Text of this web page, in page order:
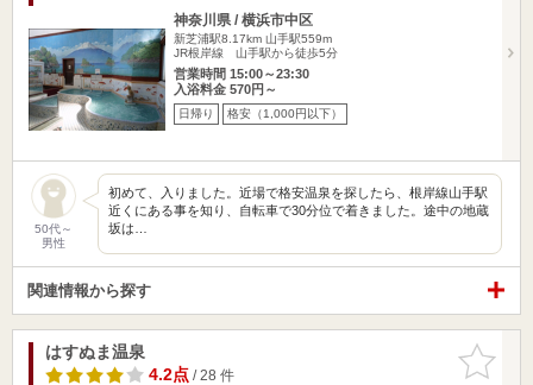
神奈川県 / 横浜市中区
新芝浦駅8.17km 山手駅559m
JR根岸線 山手駅から徒歩5分
営業時間 15:00～23:30
入浴料金 570円～
日帰り 格安（1,000円以下）
50代～
男性
初めて、入りました。近場で格安温泉を探したら、根岸線山手駅
近くにある事を知り、自転車で30分位で着きました。途中の地蔵
坂は…
関連情報から探す
お気に入
りに追加
はすぬま温泉
4.2点/ 28 件